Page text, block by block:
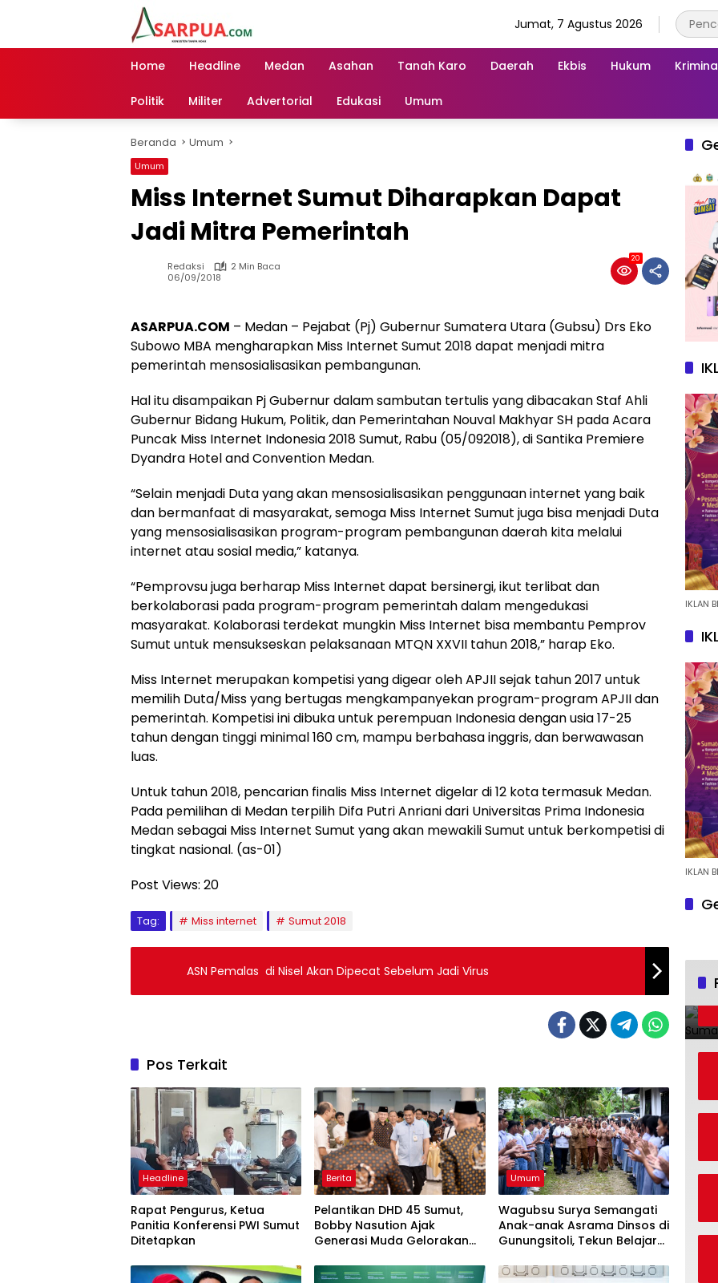
Jumat, 7 Agustus 2026
Home Headline Medan Asahan Tanah Karo Daerah Ekbis Hukum
Politik Militer Advertorial Edukasi Umum
Beranda Umum
Umum
Miss Internet Sumut Diharapkan Dapat
Jadi Mitra Pemerintah
Redaksi
2 Min Baca
06/09/2018
20
ASARPUA.COM – Medan – Pejabat (Pj) Gubernur Sumatera Utara (Gubsu) Drs Eko
Subowo MBA mengharapkan Miss Internet Sumut 2018 dapat menjadi mitra
pemerintah mensosialisasikan pembangunan.
Hal itu disampaikan Pj Gubernur dalam sambutan tertulis yang dibacakan Staf Ahli
Gubernur Bidang Hukum, Politik, dan Pemerintahan Nouval Makhyar SH pada Acara
Puncak Miss Internet Indonesia 2018 Sumut, Rabu (05/092018), di Santika Premiere
Dyandra Hotel and Convention Medan.
“Selain menjadi Duta yang akan mensosialisasikan penggunaan internet yang baik
dan bermanfaat di masyarakat, semoga Miss Internet Sumut juga bisa menjadi Duta
yang mensosialisasikan program-program pembangunan daerah kita melalui
internet atau sosial media,” katanya.
“Pemprovsu juga berharap Miss Internet dapat bersinergi, ikut terlibat dan
berkolaborasi pada program-program pemerintah dalam mengedukasi
masyarakat. Kolaborasi terdekat mungkin Miss Internet bisa membantu Pemprov
Sumut untuk mensukseskan pelaksanaan MTQN XXVII tahun 2018,” harap Eko.
Miss Internet merupakan kompetisi yang digear oleh APJII sejak tahun 2017 untuk
memilih Duta/Miss yang bertugas mengkampanyekan program-program APJII dan
pemerintah. Kompetisi ini dibuka untuk perempuan Indonesia dengan usia 17-25
tahun dengan tinggi minimal 160 cm, mampu berbahasa inggris, dan berwawasan
luas.
Untuk tahun 2018, pencarian finalis Miss Internet digelar di 12 kota termasuk Medan.
Pada pemilihan di Medan terpilih Difa Putri Anriani dari Universitas Prima Indonesia
Medan sebagai Miss Internet Sumut yang akan mewakili Sumut untuk berkompetisi di
tingkat nasional. (as-01)
Post Views: 20
Tag: Miss internet Sumut 2018
ASN Pemalas di Nisel Akan Dipecat Sebelum Jadi Virus
Pos Terkait
Headline
Rapat Pengurus, Ketua
Panitia Konferensi PWI Sumut
Ditetapkan
Berita
Pelantikan DHD 45 Sumut,
Bobby Nasution Ajak
Generasi Muda Gelorakan
Umum
Wagubsu Surya Semangati
Anak-anak Asrama Dinsos di
Gunungsitoli, Tekun Belajar
IKLAN BI
IKLAN BI